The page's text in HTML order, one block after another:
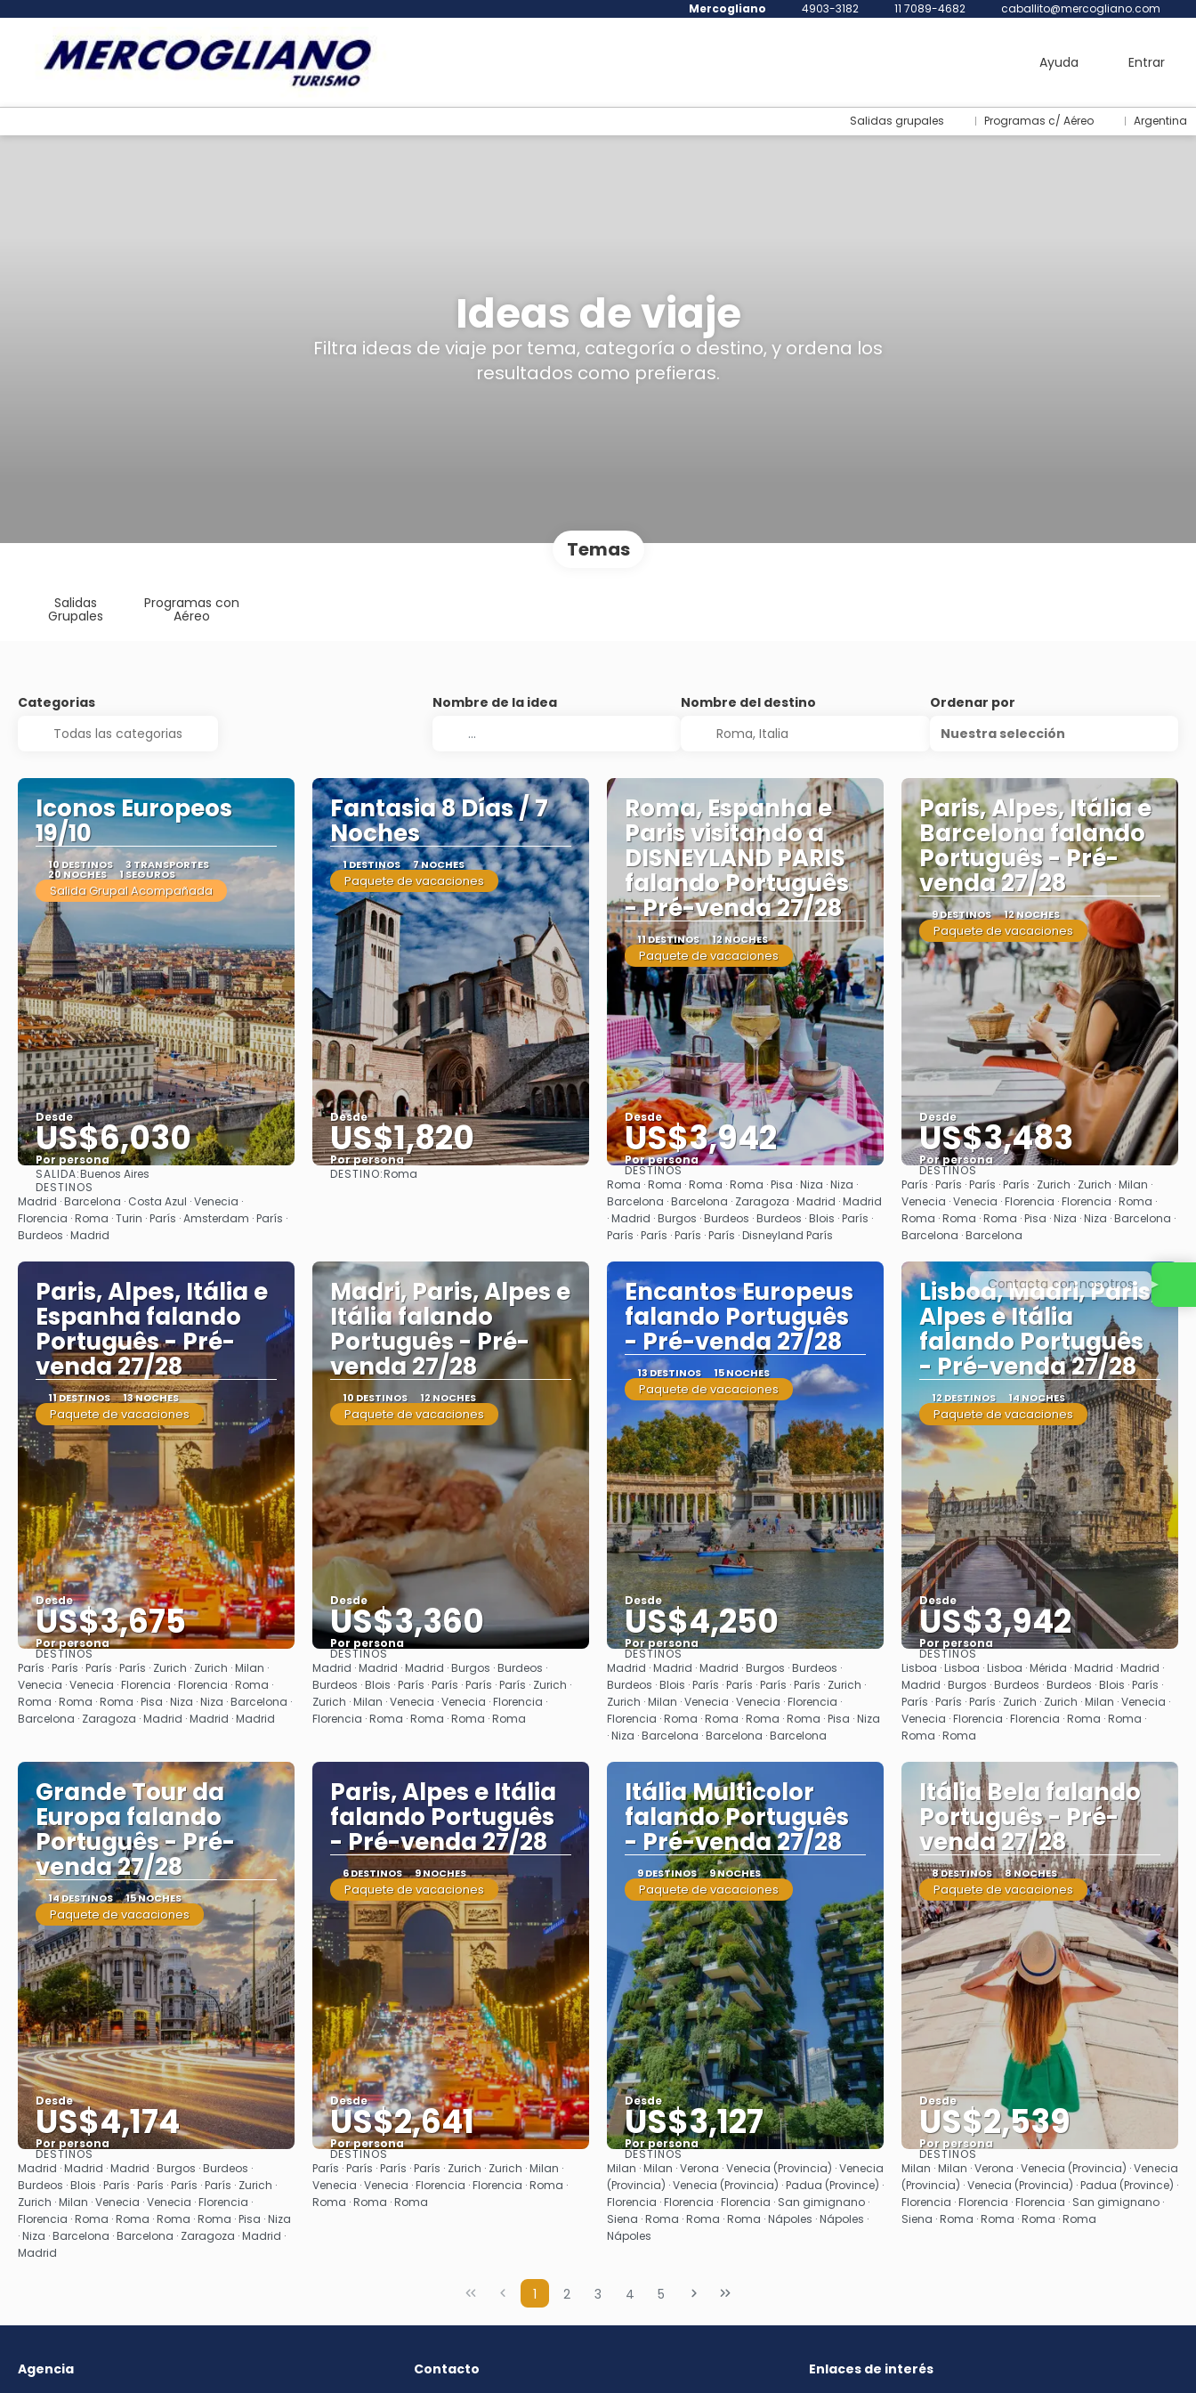
Mercogliano 4903-3182 11 7089-4682 caballito@mercogliano.com
Ayuda Entrar
Salidas grupales Programas c/ Aéreo Argentina
Ideas de viaje
Filtra ideas de viaje por tema, categoría o destino, y ordena los
resultados como prefieras.
Temas
Salidas
Grupales
Programas con
Aéreo
Categorias Nombre de la idea Nombre del destino
Ordenar por
Nuestra selección
Iconos Europeos
19/10
10 DESTINOS 3 TRANSPORTES
20 NOCHES 1 SEGUROS
Salida Grupal Acompañada
Desde
US$6,030
Por persona
Ver
SALIDA:Buenos Aires
DESTINOS
Madrid · Barcelona · Costa Azul · Venecia ·
Florencia · Roma · Turin · París · Amsterdam · París ·
Burdeos · Madrid
Fantasia 8 Días / 7
Noches
1 DESTINOS 7 NOCHES
Paquete de vacaciones
Desde
US$1,820
Por persona
DESTINO:Roma
Roma, Espanha e
Paris visitando a
DISNEYLAND PARIS
falando Português
- Pré-venda 27/28
11 DESTINOS 12 NOCHES
Paquete de vacaciones
Desde
US$3,942
Por persona
Ver
DESTINOS
Roma · Roma · Roma · Roma · Pisa · Niza · Niza ·
Barcelona · Barcelona · Zaragoza · Madrid · Madrid
· Madrid · Burgos · Burdeos · Burdeos · Blois · París ·
París · París · París · París · Disneyland París
Paris, Alpes, Itália e
Barcelona falando
Português - Pré-
venda 27/28
9 DESTINOS 12 NOCHES
Paquete de vacaciones
Desde
US$3,483
Por persona
Ver
DESTINOS
París · París · París · París · Zurich · Zurich · Milan ·
Venecia · Venecia · Florencia · Florencia · Roma ·
Roma · Roma · Roma · Pisa · Niza · Niza · Barcelona ·
Barcelona · Barcelona
Paris, Alpes, Itália e
Espanha falando
Português - Pré-
venda 27/28
11 DESTINOS 13 NOCHES
Paquete de vacaciones
Desde
US$3,675
Por persona
Ver
DESTINOS
París · París · París · París · Zurich · Zurich · Milan ·
Venecia · Venecia · Florencia · Florencia · Roma ·
Roma · Roma · Roma · Pisa · Niza · Niza · Barcelona ·
Barcelona · Zaragoza · Madrid · Madrid · Madrid
Madri, Paris, Alpes e
Itália falando
Português - Pré-
venda 27/28
10 DESTINOS 12 NOCHES
Paquete de vacaciones
Desde
US$3,360
Por persona
Ver
DESTINOS
Madrid · Madrid · Madrid · Burgos · Burdeos ·
Burdeos · Blois · París · París · París · París · Zurich ·
Zurich · Milan · Venecia · Venecia · Florencia ·
Florencia · Roma · Roma · Roma · Roma
Encantos Europeus
falando Português
- Pré-venda 27/28
13 DESTINOS 15 NOCHES
Paquete de vacaciones
Desde
US$4,250
Por persona
Ver
DESTINOS
Madrid · Madrid · Madrid · Burgos · Burdeos ·
Burdeos · Blois · París · París · París · París · Zurich ·
Zurich · Milan · Venecia · Venecia · Florencia ·
Florencia · Roma · Roma · Roma · Roma · Pisa · Niza
· Niza · Barcelona · Barcelona · Barcelona
Lisboa, Madri, Paris,
Alpes e Itália
falando Português
- Pré-venda 27/28
12 DESTINOS 14 NOCHES
Paquete de vacaciones
Desde
US$3,942
Por persona
Ver
DESTINOS
Lisboa · Lisboa · Lisboa · Mérida · Madrid · Madrid ·
Madrid · Burgos · Burdeos · Burdeos · Blois · París ·
París · París · París · Zurich · Zurich · Milan · Venecia ·
Venecia · Florencia · Florencia · Roma · Roma ·
Roma · Roma
Grande Tour da
Europa falando
Português - Pré-
venda 27/28
14 DESTINOS 15 NOCHES
Paquete de vacaciones
Desde
US$4,174
Por persona
Ver
DESTINOS
Madrid · Madrid · Madrid · Burgos · Burdeos ·
Burdeos · Blois · París · París · París · París · Zurich ·
Zurich · Milan · Venecia · Venecia · Florencia ·
Florencia · Roma · Roma · Roma · Roma · Pisa · Niza
· Niza · Barcelona · Barcelona · Zaragoza · Madrid ·
Madrid
Paris, Alpes e Itália
falando Português
- Pré-venda 27/28
6 DESTINOS 9 NOCHES
Paquete de vacaciones
Desde
US$2,641
Por persona
Ver
DESTINOS
París · París · París · París · Zurich · Zurich · Milan ·
Venecia · Venecia · Florencia · Florencia · Roma ·
Roma · Roma · Roma
Itália Multicolor
falando Português
- Pré-venda 27/28
9 DESTINOS 9 NOCHES
Paquete de vacaciones
Desde
US$3,127
Por persona
Ver
DESTINOS
Milan · Milan · Verona · Venecia (Provincia) · Venecia
(Provincia) · Venecia (Provincia) · Padua (Province) ·
Florencia · Florencia · Florencia · San gimignano ·
Siena · Roma · Roma · Roma · Nápoles · Nápoles ·
Nápoles
Itália Bela falando
Português - Pré-
venda 27/28
8 DESTINOS 8 NOCHES
Paquete de vacaciones
Desde
US$2,539
Por persona
Ver
DESTINOS
Milan · Milan · Verona · Venecia (Provincia) · Venecia
(Provincia) · Venecia (Provincia) · Padua (Province) ·
Florencia · Florencia · Florencia · San gimignano ·
Siena · Roma · Roma · Roma · Roma
1 2 3 4 5
Agencia Contacto Enlaces de interés
Contacta con nosotros